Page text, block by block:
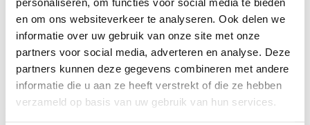
personaliseren, om functies voor social media te bieden
en om ons websiteverkeer te analyseren. Ook delen we
informatie over uw gebruik van onze site met onze
partners voor social media, adverteren en analyse. Deze
partners kunnen deze gegevens combineren met andere
informatie die u aan ze heeft verstrekt of die ze hebben
verzameld op basis van uw gebruik van hun services.
Energy Management System
FAQ
Législation
Entretien & garantie
Demander des conseils